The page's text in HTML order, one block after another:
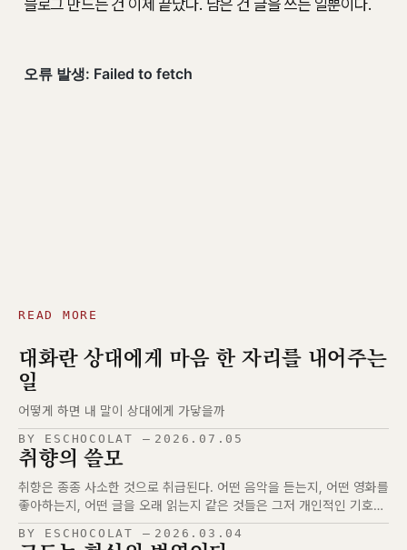
블로그 만드는 건 이제 끝났다. 남은 건 글을 쓰는 일뿐이다.
READ MORE
대화란 상대에게 마음 한 자리를 내어주는
일
어떻게 하면 내 말이 상대에게 가닿을까
BY ESCHOCOLAT 2026.07.05
취향의 쓸모
취향은 종종 사소한 것으로 취급된다. 어떤 음악을 듣는지, 어떤 영화를
좋아하는지, 어떤 글을 오래 읽는지 같은 것들은 그저 개인적인 기호처
럼 보인다. 하지만 조금만 더 들여다보면 취향은 단순한 기호가 아니라
사람이 세상을 해석하는 방식에 가깝다. 취향은 선택의 기록이다. 수많
BY ESCHOCOLAT 2026.03.04